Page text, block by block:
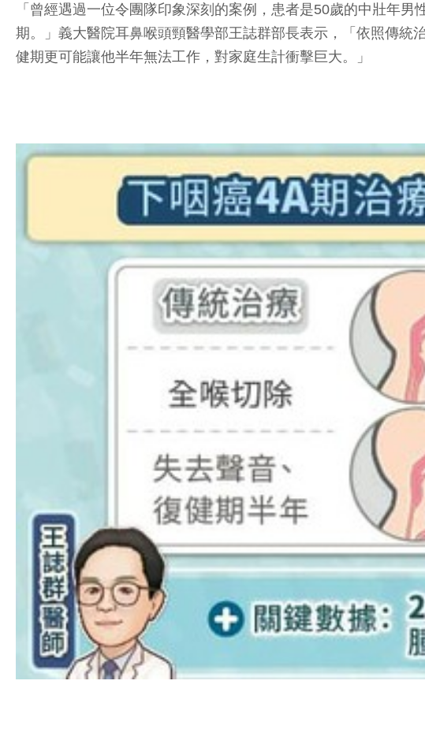
「曾經遇過一位令團隊印象深刻的案例，患者是50歲的中壯年
期。」義大醫院耳鼻喉頭頸醫學部王誌群部長表示，「依照傳統
健期更可能讓他半年無法工作，對家庭生計衝擊巨大。」